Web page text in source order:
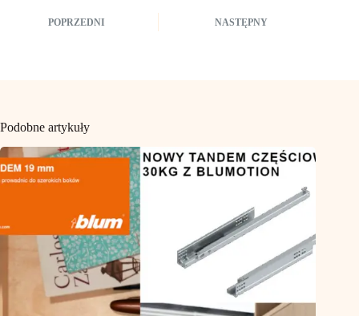
POPRZEDNI NASTĘPNY
Podobne artykuły